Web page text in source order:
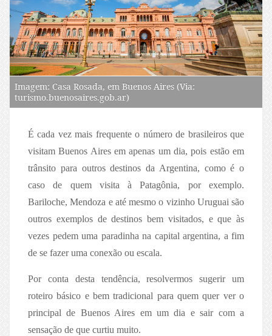
Imagem: Casa Rosada, em Buenos Aires (Via:
turismo.buenosaires.gob.ar)
É cada vez mais frequente o número de brasileiros que
visitam Buenos Aires em apenas um dia, pois estão em
trânsito para outros destinos da Argentina, como é o
caso de quem visita à Patagônia, por exemplo.
Bariloche, Mendoza e até mesmo o vizinho Uruguai são
outros exemplos de destinos bem visitados, e que às
vezes pedem uma paradinha na capital argentina, a fim
de se fazer uma conexão ou escala.
Por conta desta tendência, resolvermos sugerir um
roteiro básico e bem tradicional para quem quer ver o
principal de Buenos Aires em um dia e sair com a
sensação de que curtiu muito.